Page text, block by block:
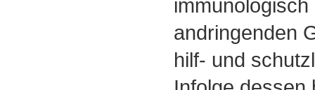
andringenden
hilf- und